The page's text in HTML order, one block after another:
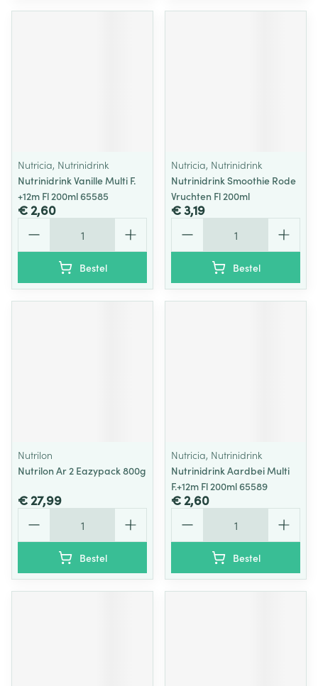
Nutricia, Nutrinidrink
Nutrinidrink Vanille Multi F.
+12m Fl 200ml 65585
€ 2,60
Bestel
Nutricia, Nutrinidrink
Nutrinidrink Smoothie Rode
Vruchten Fl 200ml
€ 3,19
Bestel
Nutrilon
Nutrilon Ar 2 Eazypack 800g
€ 27,99
Bestel
Nutricia, Nutrinidrink
Nutrinidrink Aardbei Multi
F.+12m Fl 200ml 65589
€ 2,60
Bestel